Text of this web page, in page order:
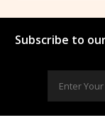
Subscribe to